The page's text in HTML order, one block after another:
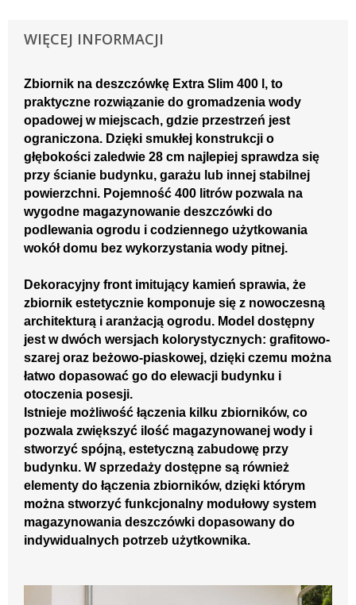
WIĘCEJ INFORMACJI
Zbiornik na deszczówkę Extra Slim 400 l, to
praktyczne rozwiązanie do gromadzenia wody
opadowej w miejscach, gdzie przestrzeń jest
ograniczona. Dzięki smukłej konstrukcji o
głębokości zaledwie 28 cm najlepiej sprawdza się
przy ścianie budynku, garażu lub innej stabilnej
powierzchni. Pojemność 400 litrów pozwala na
wygodne magazynowanie deszczówki do
podlewania ogrodu i codziennego użytkowania
wokół domu bez wykorzystania wody pitnej.
Dekoracyjny front imitujący kamień sprawia, że
zbiornik estetycznie komponuje się z nowoczesną
architekturą i aranżacją ogrodu. Model dostępny
jest w dwóch wersjach kolorystycznych: grafitowo-
szarej oraz beżowo-piaskowej, dzięki czemu można
łatwo dopasować go do elewacji budynku i
otoczenia posesji.
Istnieje możliwość łączenia kilku zbiorników, co
pozwala zwiększyć ilość magazynowanej wody i
stworzyć spójną, estetyczną zabudowę przy
budynku. W sprzedaży dostępne są również
elementy do łączenia zbiorników, dzięki którym
można stworzyć funkcjonalny modułowy system
magazynowania deszczówki dopasowany do
indywidualnych potrzeb użytkownika.